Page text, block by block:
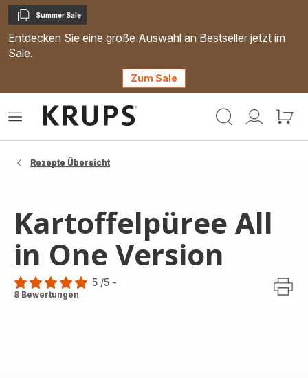
Kopieren
Summer Sale
Entdecken Sie eine große Auswahl an Bestseller jetzt im
Sale.
Zum Sale
Mein
Mein
Das
Rezepte Übersicht
Kartoffelpüree All
in One Version
Bewertung
5 /5 -
8 Bewertungen